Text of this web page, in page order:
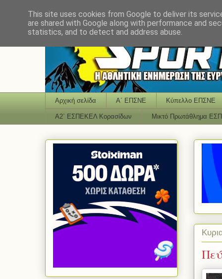
Αρχική σελίδα Α΄ ΕΠΣΝΕ Κύπελλο ΕΠΣΝΕ
Α2΄ ΕΣΠΕΚΕΛ Κορασίδων Μικτό Πρωτάθλημα
This site uses cookies from Google to deliver its
are shared with Google along with performance and
statistics, and to detect and address abuse.